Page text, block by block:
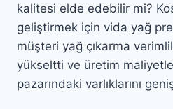
kalitesi elde edebilir mi?
geliştirmek için vida yağ
müşteri yağ çıkarma
yükseltti ve üretim
pazarındaki varlıklarını